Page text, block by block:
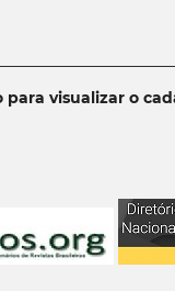
visualizar o